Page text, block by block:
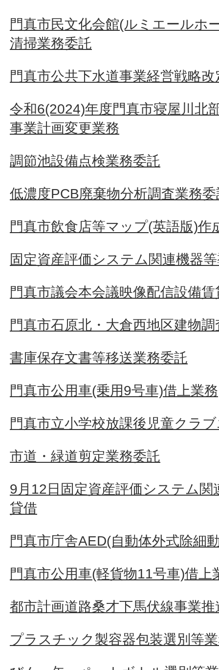
門真市民文化会館(ルミエールホ
清掃業務委託
門真市公共下水道事業経営戦略
令和6(2024)年度門真市寝屋川北
事業計画変更業務
調節池設備点検業務委託
低濃度PCB廃棄物分析調査業務委
門真市飲食店等マップ(英語版)作
固定資産評価システム関連機器
門真市議会本会議映像配信設備
門真市石原北・大倉西地区建物
書庫保存文書等移送業務委託
門真市公用車(乗用9号車)借上業務
門真市立小学校放課後児童クラ
市道・緑道剪定業務委託
9月12日固定資産評価システム関
貸借
門真市庁舎AED(自動体外式除細
門真市公用車(軽貨物11号車)借上
都市計画道路桑才下馬伏線事業
プラスチック製容器包装選別等